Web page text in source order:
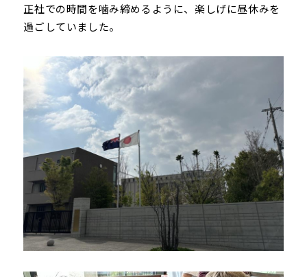
正社での時間を噛み締めるように、楽しげに昼休みを
過ごしていました。